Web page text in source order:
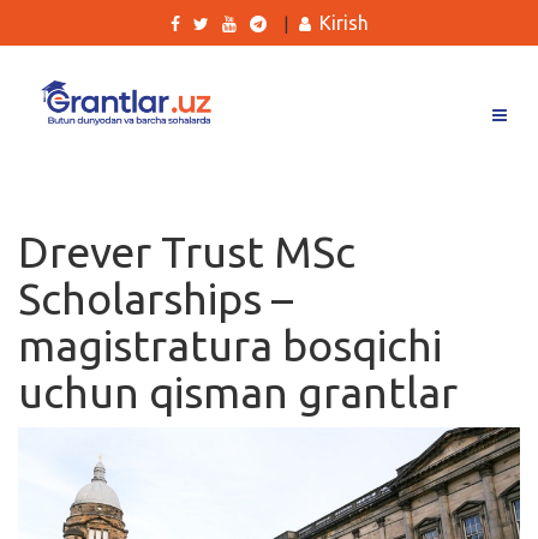
Ishlar
Kurslar
Blog
Yana
Qidirish
Kirish
Drever Trust MSc
Scholarships –
magistratura bosqichi
uchun qisman grantlar